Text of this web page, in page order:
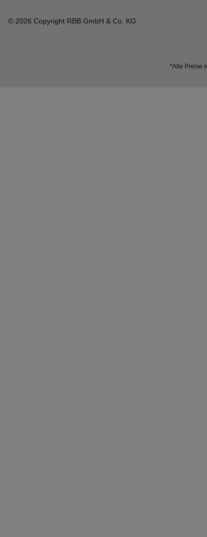
© 2026 Copyright RBB GmbH & Co. KG
*Alle Preise